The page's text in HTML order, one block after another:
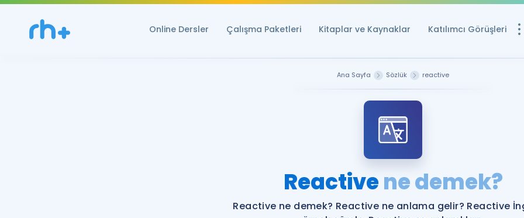
Online Dersler Çalışma Paketleri Kitaplar ve Kaynaklar Katılımcı Görüşleri
YDS ve YÖKDİL
Rehberlik Aracı
YDS ve YÖKDİL'e
Ana Sayfa Sözlük reactive
Reactivene demek?
Reactive ne demek? Reactive ne anlama gelir? Reactive